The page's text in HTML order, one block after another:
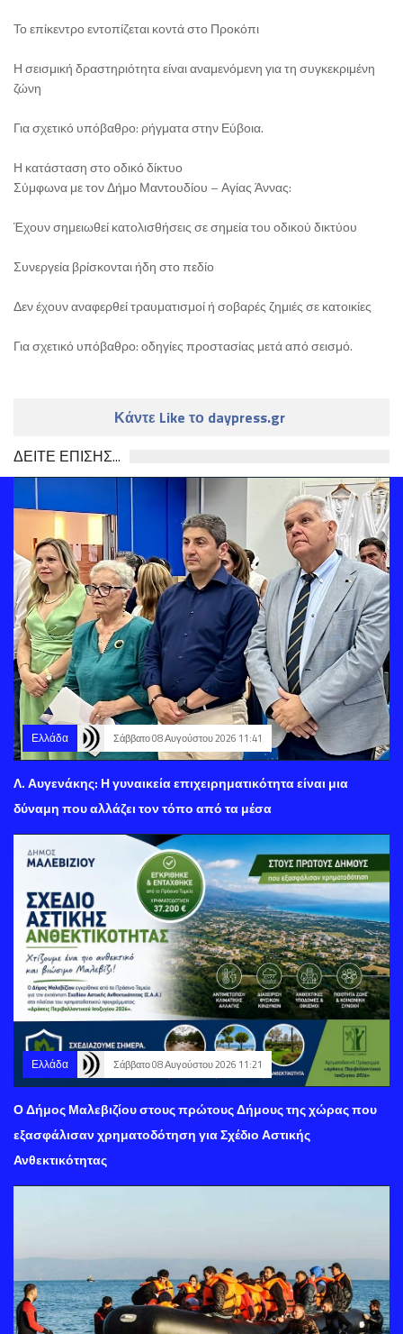
Το επίκεντρο εντοπίζεται κοντά στο Προκόπι
Η σεισμική δραστηριότητα είναι αναμενόμενη για τη συγκεκριμένη
ζώνη
Για σχετικό υπόβαθρο: ρήγματα στην Εύβοια.
Η κατάσταση στο οδικό δίκτυο
Σύμφωνα με τον Δήμο Μαντουδίου – Αγίας Άννας:
Έχουν σημειωθεί κατολισθήσεις σε σημεία του οδικού δικτύου
Συνεργεία βρίσκονται ήδη στο πεδίο
Δεν έχουν αναφερθεί τραυματισμοί ή σοβαρές ζημιές σε κατοικίες
Για σχετικό υπόβαθρο: οδηγίες προστασίας μετά από σεισμό.
Κάντε Like το daypress.gr
ΔΕΙΤΕ ΕΠΙΣΗΣ...
Ελλάδα Σάββατο 08 Αυγούστου 2026 11:41
Λ. Αυγενάκης: Η γυναικεία επιχειρηματικότητα είναι μια
δύναμη που αλλάζει τον τόπο από τα μέσα
Ελλάδα Σάββατο 08 Αυγούστου 2026 11:21
Ο Δήμος Μαλεβιζίου στους πρώτους Δήμους της χώρας που
εξασφάλισαν χρηματοδότηση για Σχέδιο Αστικής
Ανθεκτικότητας